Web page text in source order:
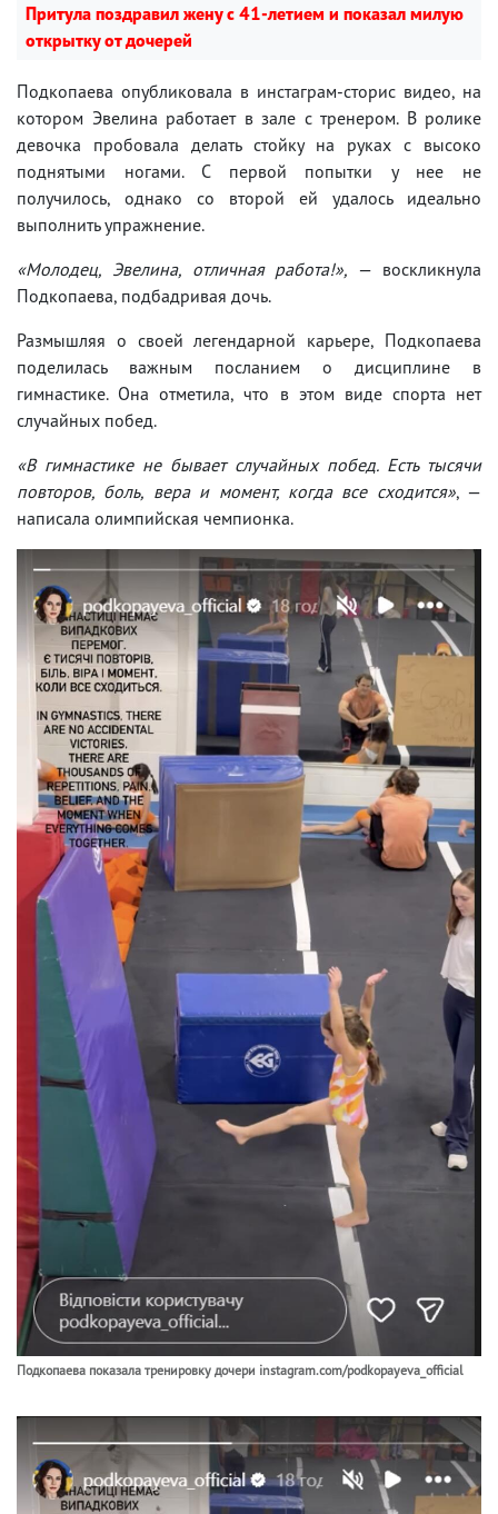
Притула поздравил жену с 41-летием и показал милую
открытку от дочерей
Подкопаева опубликовала в инстаграм-сторис видео, на
котором Эвелина работает в зале с тренером. В ролике
девочка пробовала делать стойку на руках с высоко
поднятыми ногами. С первой попытки у нее не
получилось, однако со второй ей удалось идеально
выполнить упражнение.
«Молодец, Эвелина, отличная работа!», — воскликнула
Подкопаева, подбадривая дочь.
Размышляя о своей легендарной карьере, Подкопаева
поделилась важным посланием о дисциплине в
гимнастике. Она отметила, что в этом виде спорта нет
случайных побед.
«В гимнастике не бывает случайных побед. Есть тысячи
повторов, боль, вера и момент, когда все сходится», —
написала олимпийская чемпионка.
Подкопаева показала тренировку дочери instagram.com/podkopayeva_official